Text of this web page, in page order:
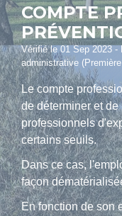
COMPTE
Vérifié le 01 Sep 2023 -
administrative
Le compte
de déterminer et
professionnels
certains seuils.
Dans ce cas,
façon
En fonction de son